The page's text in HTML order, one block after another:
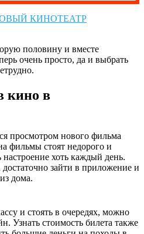
КИНОТЕАТР
половину и вместе
очень просто, да и выбрать
кино в
просмотром нового фильма
фильмы стоят недорого и
хоть каждый день.
зайти в приложение и
дома.
и стоять в очередях, можно
Узнать стоимость билета также